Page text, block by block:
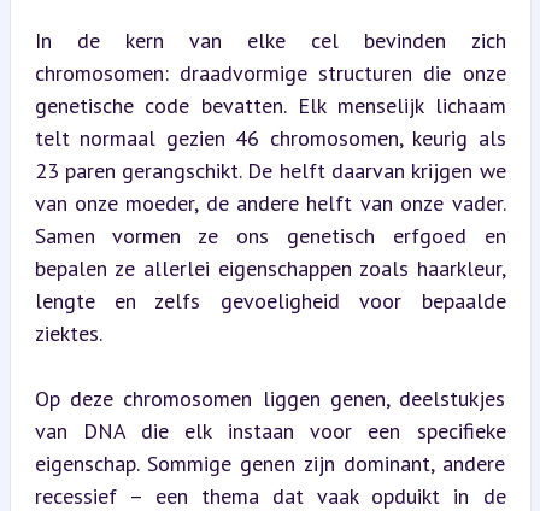
In de kern van elke cel bevinden zich
chromosomen: draadvormige structuren die onze
genetische code bevatten. Elk menselijk lichaam
telt normaal gezien 46 chromosomen, keurig als
23 paren gerangschikt. De helft daarvan krijgen we
van onze moeder, de andere helft van onze vader.
Samen vormen ze ons genetisch erfgoed en
bepalen ze allerlei eigenschappen zoals haarkleur,
lengte en zelfs gevoeligheid voor bepaalde
ziektes.
Op deze chromosomen liggen genen, deelstukjes
van DNA die elk instaan voor een specifieke
eigenschap. Sommige genen zijn dominant, andere
recessief – een thema dat vaak opduikt in de